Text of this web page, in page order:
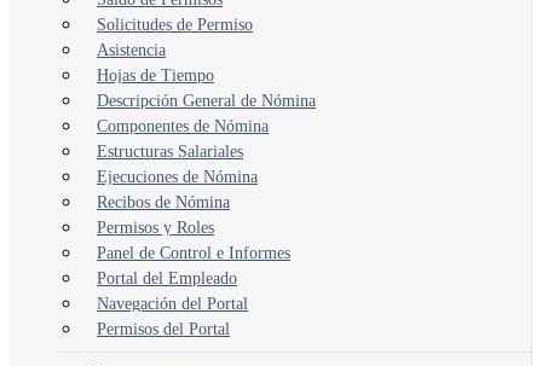
Solicitudes de Permiso
Asistencia
Hojas de Tiempo
Descripción General de Nómina
Componentes de Nómina
Estructuras Salariales
Ejecuciones de Nómina
Recibos de Nómina
Permisos y Roles
Panel de Control e Informes
Portal del Empleado
Navegación del Portal
Permisos del Portal